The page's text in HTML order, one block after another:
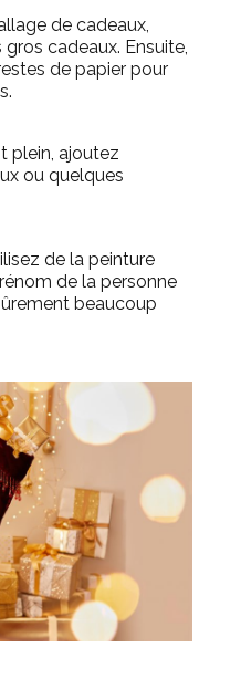
de cadeaux,
cadeaux. Ensuite,
de papier pour
plein, ajoutez
ou quelques
de la peinture
de la personne
beaucoup